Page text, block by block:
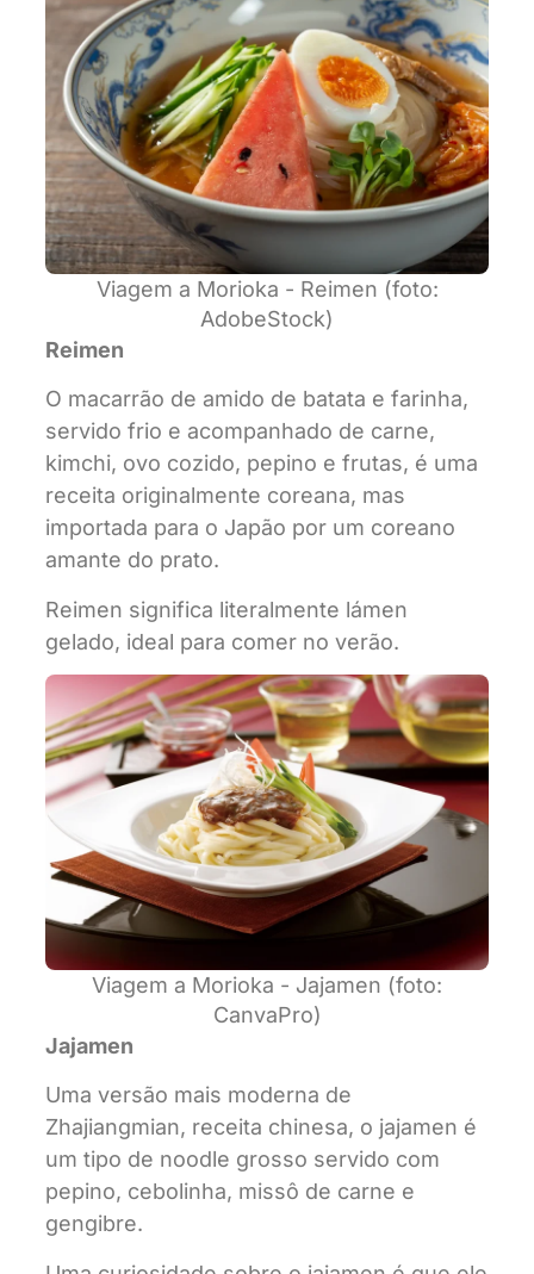
Viagem a Morioka - Reimen (foto:
AdobeStock)
Reimen
O macarrão de amido de batata e farinha,
servido frio e acompanhado de carne,
kimchi, ovo cozido, pepino e frutas, é uma
receita originalmente coreana, mas
importada para o Japão por um coreano
amante do prato.
Reimen significa literalmente lámen
gelado, ideal para comer no verão.
Viagem a Morioka - Jajamen (foto:
CanvaPro)
Jajamen
Uma versão mais moderna de
Zhajiangmian, receita chinesa, o jajamen é
um tipo de noodle grosso servido com
pepino, cebolinha, missô de carne e
gengibre.